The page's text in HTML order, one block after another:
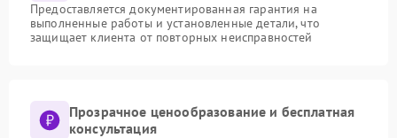
Предоставляется документированная гарантия на
выполненные работы и установленные детали, что
защищает клиента от повторных неисправностей
Прозрачное ценообразование и бесплатная
консультация